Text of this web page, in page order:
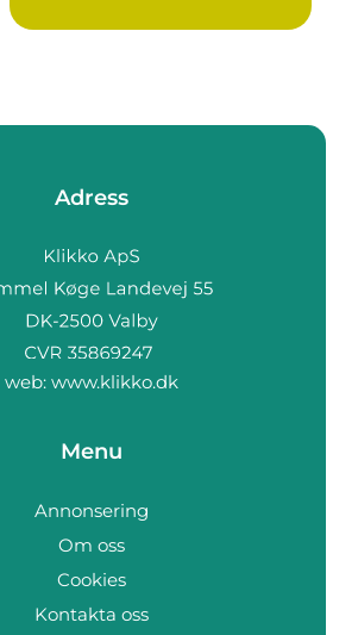
Adress
web: www.klikko.dk
Menu
Annonsering
Om oss
Cookies
Kontakta oss